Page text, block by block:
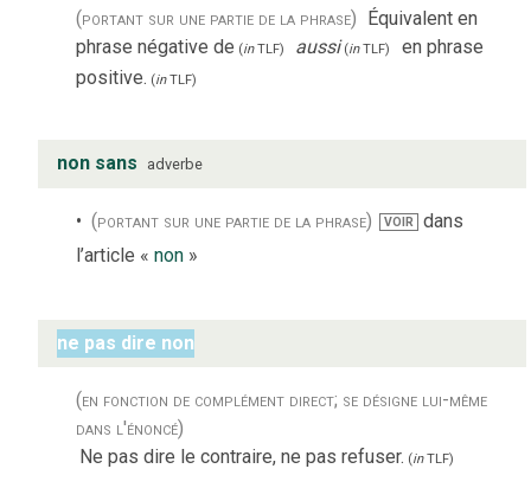
(portant sur une partie de la phrase) Équivalent en
phrase négative de (inTLF) aussi(inTLF)
en phrase
positive. (inTLF)
non sans adverbe
(portant sur une partie de la phrase) VOIR dans
l’article « non »
ne pas dire non
(en fonction de complément direct; se désigne lui-même
dans l'énoncé)
Ne pas dire le contraire, ne pas refuser. (inTLF)